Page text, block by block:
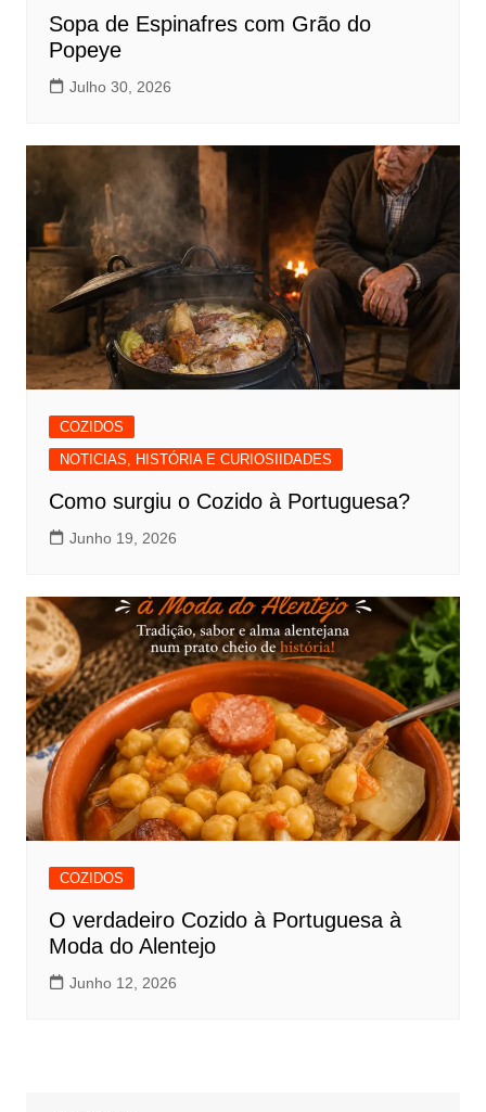
Sopa de Espinafres com Grão do
Popeye
Julho 30, 2026
COZIDOS
NOTICIAS, HISTÓRIA E CURIOSIIDADES
Como surgiu o Cozido à Portuguesa?
Junho 19, 2026
COZIDOS
O verdadeiro Cozido à Portuguesa à
Moda do Alentejo
Junho 12, 2026